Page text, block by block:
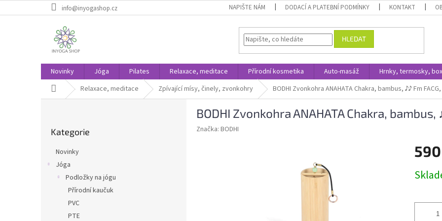
na
info@inyogashop.cz NAPIŠTE NÁM DODACÍ A PLATEBNÍ PODMÍNKY KONTAKT
HLEDAT
Novinky Jóga Pilates Relaxace, meditace Přírodní kosmetika Auto-masáž Hrnky, termosky,
Domů Relaxace, meditace Zpívající mísy, činely, zvonkohry BODHI Zvonkohra ANAHATA Chakra, bambus, ♪♪ Fm
kategorie
Kategorie
Novinky
Jóga
Podložky na jógu
Přírodní kaučuk
PVC
PTE
BODHI Zvonkohra ANAHATA Chakra, bambus,
Značka: BODHI
cena: